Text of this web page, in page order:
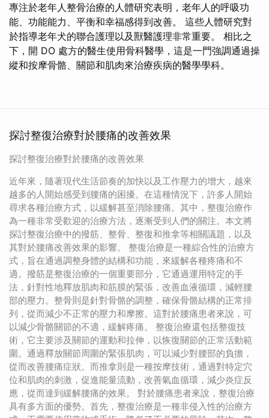
專注於老年人整骨治療的人體研究表明，老年人的呼吸功
能、功能能力、平衡和幸福感得到改善。 這些人體研究對
於指導老年犬的聯合護理以及獸醫護理非常重要。 相比之
下，開 DO 處方的醫生使用骨科醫學，這是一門強調通過操
縱和按摩骨骼、關節和肌肉來治療疾病的醫學學科。
探討整復治療對於腰痛的改善效果
探討整復治療對於腰痛的改善效果
近年來，隨著現代生活節奏的加快以及工作壓力的增大，越來
越多的人開始感受到腰痛的困擾。在這種情況下，許多人開始
尋求各種治療方式，以緩解甚至消除腰痛。其中，整復治療作
為一種非常受歡迎的治療方法，逐漸受到人們的關注。本文將
探討整復治療中的撥筋、整骨、整復和推拿等相關議題，以及
其對於腰痛改善效果的影響。 整復治療是一種綜合性的治療方
式，旨在通過調整身體的結構和功能，來緩解各種疼痛和不
適。撥筋是整復治療的一個重要部分，它通過運用特定的手
法，針對性地釋放肌肉和筋膜的緊張，改善血液循環，減輕腰
部的壓力。整骨則是針對骨骼的調整，確保骨骼結構的正常排
列，從而減少不正常的壓力和摩擦。這對於腰痛患者來說，可
以減少骨骼關節的不適，緩解疼痛。 整復治療還包括整復技
術，它主要涉及關節的運動和拉伸，以恢復關節的正常活動範
圍。通過釋放關節周圍的緊張肌肉，可以減少對腰部的負擔，
從而改善腰痛症狀。而推拿則是一種按摩技術，通過對特定穴
位和肌肉的刺激，促進能量流動，改善氣血循環，減少炎症反
應，從而達到緩解腰痛的效果。 對於腰痛患者來說，整復治療
具有多方面的優勢。首先，整復治療是一種非侵入性的治療方